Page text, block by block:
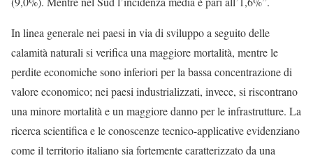
In linea generale nei paesi in via di sviluppo a seguito delle
calamità naturali si verifica una maggiore mortalità, mentre le
perdite economiche sono inferiori per la bassa concentrazione di
valore economico; nei paesi industrializzati, invece, si riscontrano
una minore mortalità e un maggiore danno per le infrastrutture. La
ricerca scientifica e le conoscenze tecnico-applicative evidenziano
come il territorio italiano sia fortemente caratterizzato da una